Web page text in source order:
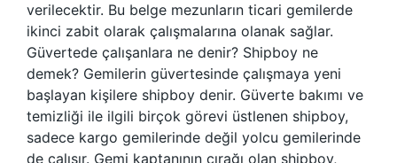
verilecektir. Bu belge mezunların ticari gemilerde
ikinci zabit olarak çalışmalarına olanak sağlar.
Güvertede çalışanlara ne denir? Shipboy ne
demek? Gemilerin güvertesinde çalışmaya yeni
başlayan kişilere shipboy denir. Güverte bakımı ve
temizliği ile ilgili birçok görevi üstlenen shipboy,
sadece kargo gemilerinde değil yolcu gemilerinde
de çalışır. Gemi kaptanının çırağı olan shipboy,